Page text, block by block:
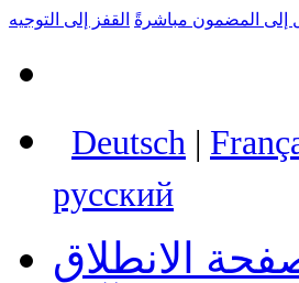
إلى المضمون مباشرةً القفز إلى التوجيه
Deutsch |
русский
الانطلاق